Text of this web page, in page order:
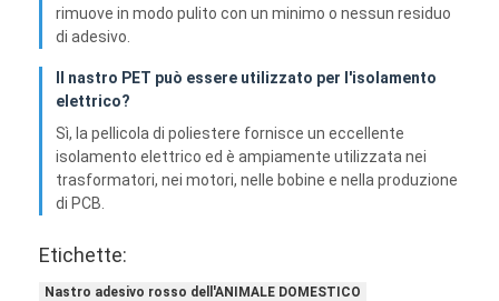
Nastro adesivo dell'isolamento
Nastro dell'isolamento del panno di vetro
Nastro termoresistente dell'isolamento
rimuove in modo pulito con un minimo o nessun residuo
di adesivo.
Il nastro PET può essere utilizzato per l'isolamento
elettrico?
Sì, la pellicola di poliestere fornisce un eccellente
isolamento elettrico ed è ampiamente utilizzata nei
trasformatori, nei motori, nelle bobine e nella produzione
di PCB.
Etichette:
Nastro adesivo rosso dell'ANIMALE DOMESTICO